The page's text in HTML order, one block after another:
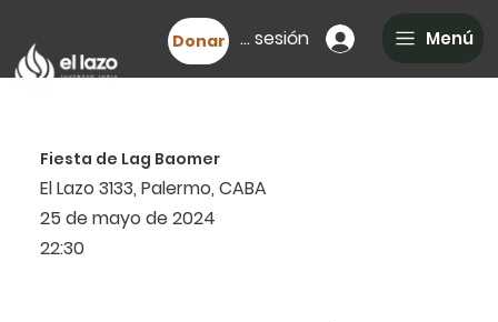
Iniciar sesión Menú
Donar
Fiesta de Lag Baomer
El Lazo 3133, Palermo, CABA
25 de mayo de 2024
22:30